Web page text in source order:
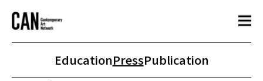
EducationPressPublication